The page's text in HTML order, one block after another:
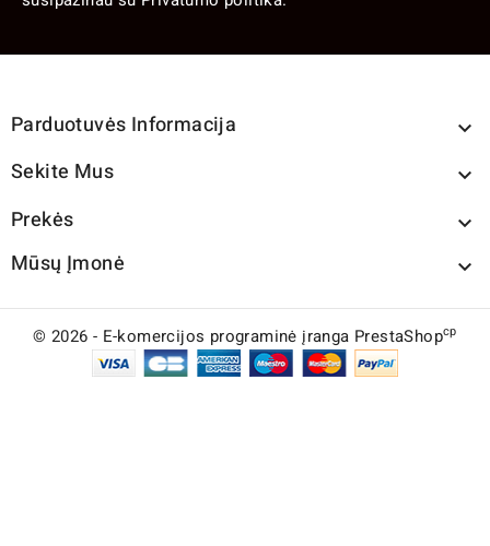
Parduotuvės Informacija 
Sekite Mus 
Prekės 
Mūsų Įmonė 
© 2026 - E-komercijos programinė įranga PrestaShopcp